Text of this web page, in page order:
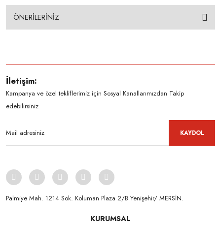
ÖNERİLERİNİZ
İletişim:
Kampanya ve özel tekliflerimiz için Sosyal Kanallarımızdan Takip
edebilirsiniz
KAYDOL
Palmiye Mah. 1214 Sok. Koluman Plaza 2/B Yenişehir/ MERSİN.ㅤㅤㅤㅤㅤㅤㅤㅤㅤㅤㅤㅤㅤㅤㅤㅤㅤㅤㅤㅤㅤㅤㅤㅤㅤㅤㅤㅤㅤㅤㅤㅤㅤㅤㅤ ㅤㅤㅤㅤㅤㅤㅤㅤㅤㅤ
KURUMSAL